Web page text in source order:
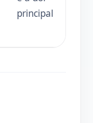
principal